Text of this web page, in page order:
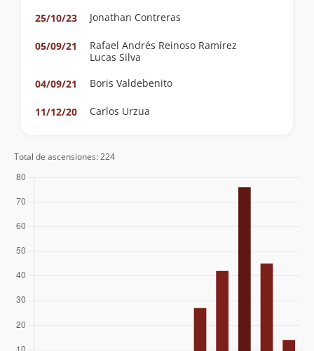
25/10/23
Jonathan Contreras
05/09/21
Rafael Andrés Reinoso Ramírez
Lucas Silva
04/09/21
Boris Valdebenito
11/12/20 Carlos Urzua
Total de ascensiones: 224